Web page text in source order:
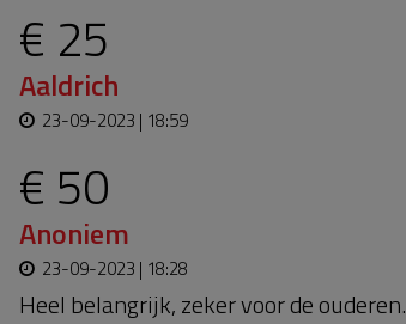
€ 25
Aaldrich
23-09-2023 | 18:59
€ 50
Anoniem
23-09-2023 | 18:28
Heel belangrijk, zeker voor de ouderen.